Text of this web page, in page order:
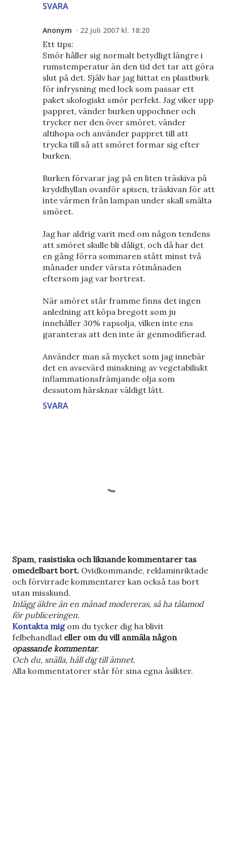
SVARA
Anonym 22 juli 2007 kl. 18:20
Ett tips:
Smör håller sig normalt betydligt längre i
rumstemperatur än den tid det tar att göra
slut på det. Själv har jag hittat en plastburk
för infrysning med lock som passar ett
paket skologiskt smör perfekt. Jag viker upp
pappret, vänder burken uppochner och
trycker ner den över smöret, vänder
altihopa och använder pappret till att
trycka till så att smöret formar sig efter
burken.
Burken förvarar jag på en liten träskiva på
kryddhyllan ovanför spisen, träskivan för att
inte värmen från lampan under skall smälta
smöret.
Jag har aldrig varit med om någon tendens
att smöret skulle bli dåligt, och då har det
en gång förra sommaren stått minst två
månader under värsta rötmånaden
eftersom jag var bortrest.
När smöret står framme finns det ingen
anledning att köpa bregott som ju
innehåller 30% rapsolja, vilken inte ens
garanteras att den inte är genmodifierad.
Använder man så mycket som jag innebär
det en avsevärd minskning av vegetabiliskt
inflammationsfrämjande olja som
dessutom härsknar väldigt lätt.
SVARA
S
k
i
c
k
a
e
n
k
o
m
Spam, rasistiska och liknande kommentarer tas
omedelbart bort. Ovidkommande, reklaminriktade
och förvirrade kommentarer kan också tas bort
utan misskund.
Inlägg äldre än en månad modereras, så ha tålamod
för publiceringen.
Kontakta migom du tycker dig ha blivit
felbehandlad eller om du vill anmäla någon
opassande kommentar.
Och du, snälla, håll dig till ämnet.
Alla kommentatorer står för sina egna åsikter.